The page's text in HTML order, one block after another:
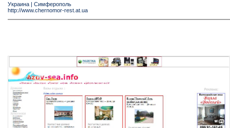
Украина | Симферополь
http://www.chernomor-rest.at.ua